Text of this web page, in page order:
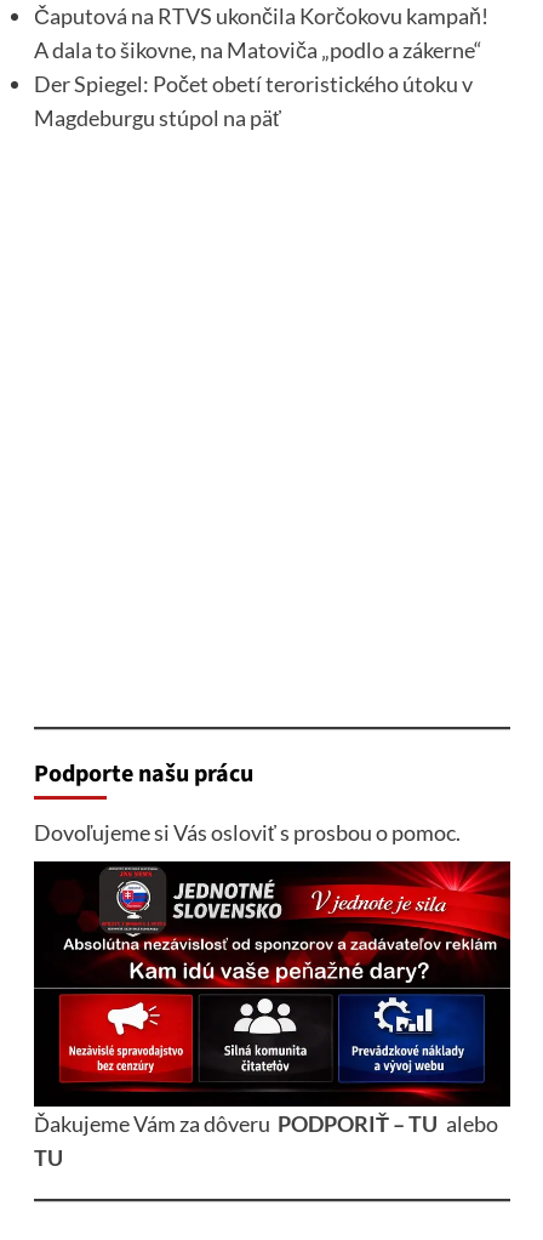
Čaputová na RTVS ukončila Korčokovu kampaň!
A dala to šikovne, na Matoviča „podlo a zákerne“
Der Spiegel: Počet obetí teroristického útoku v
Magdeburgu stúpol na päť
Podporte našu prácu
Dovoľujeme si Vás osloviť s prosbou o pomoc.
Ďakujeme Vám za dôveru PODPORIŤ – TU alebo
TU